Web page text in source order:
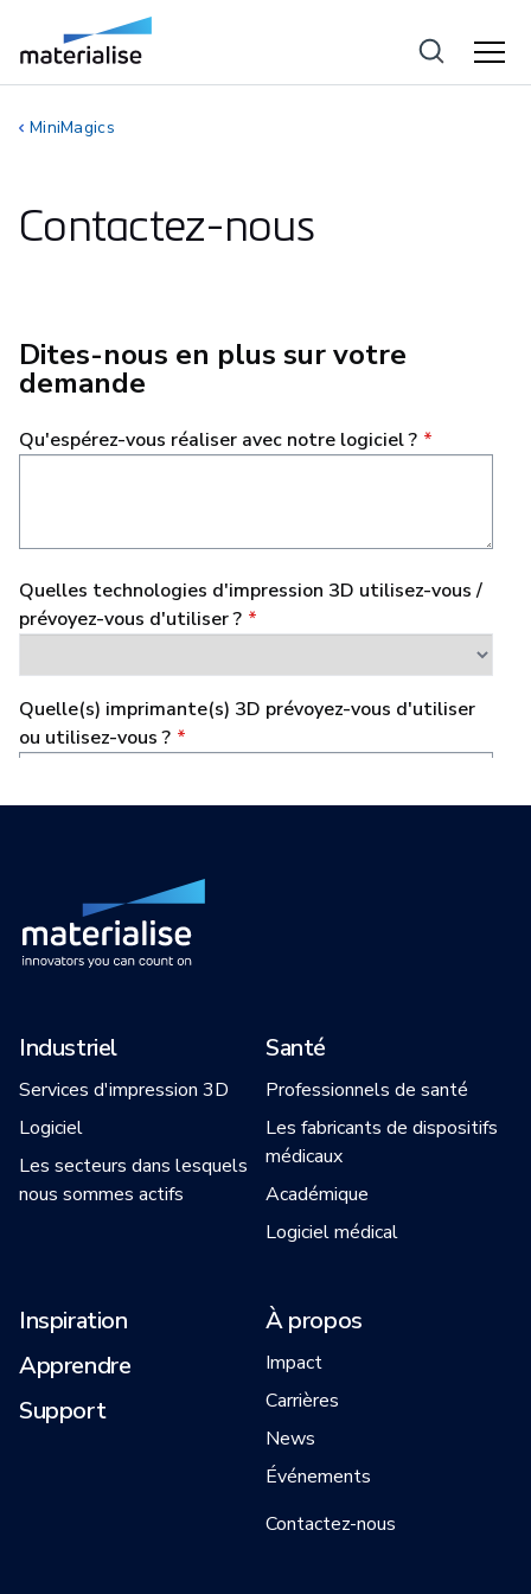
MiniMagics
Contactez-nous
Industriel
Services d'impression 3D
Logiciel
Les secteurs dans lesquels
nous sommes actifs
Santé
Professionnels de santé
Les fabricants de dispositifs
médicaux
Académique
Logiciel médical
Inspiration
Apprendre
Support
À propos
Impact
Carrières
News
Événements
Contactez-nous